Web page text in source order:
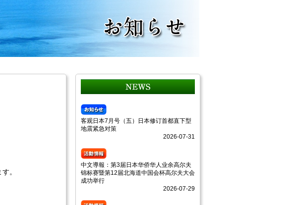
。
客观日本7月号（五）日本修订首都直下型
地震紧急对策
2026-07-31
中文導報：第3届日本华侨华人业余高尔夫
锦标赛暨第12届北海道中国会杯高尔夫大会
成功举行
2026-07-29